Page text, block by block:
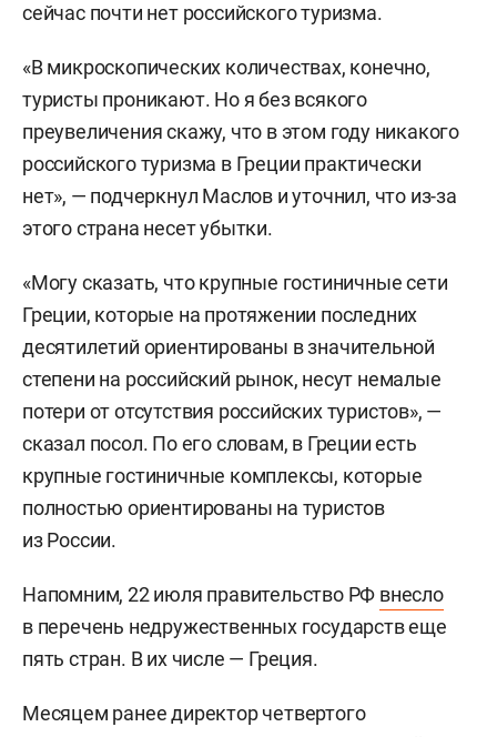
сейчас почти нет российского туризма.
«В микроскопических количествах, конечно,
туристы проникают. Но я без всякого
преувеличения скажу, что в этом году никакого
российского туризма в Греции практически
нет», — подчеркнул Маслов и уточнил, что из-за
этого страна несет убытки.
«Могу сказать, что крупные гостиничные сети
Греции, которые на протяжении последних
десятилетий ориентированы в значительной
степени на российский рынок, несут немалые
потери от отсутствия российских туристов», —
сказал посол. По его словам, в Греции есть
крупные гостиничные комплексы, которые
полностью ориентированы на туристов
из России.
Напомним, 22 июля правительство РФ внесло
в перечень недружественных государств еще
пять стран. В их числе — Греция.
Месяцем ранее директор четвертого